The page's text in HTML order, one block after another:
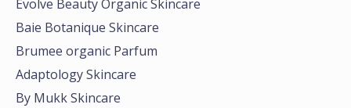
Evolve Beauty Organic Skincare
Baie Botanique Skincare
Brumee organic Parfum
Adaptology Skincare
By Mukk Skincare